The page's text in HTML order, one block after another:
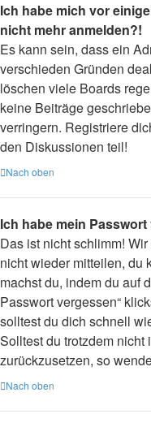
Ich habe mich vor
nicht mehr anmelden?!
Es kann sein, dass ein
verschieden Gründen
löschen viele Boards
keine Beiträge
verringern. Registriere
den Diskussionen teil!
Nach oben
Ich habe mein
Das ist nicht schlimm!
nicht wieder mitteilen, du
machst du, indem du auf
Passwort vergessen“
solltest du dich schnell
Solltest du trotzdem
zurückzusetzen, so
Nach oben